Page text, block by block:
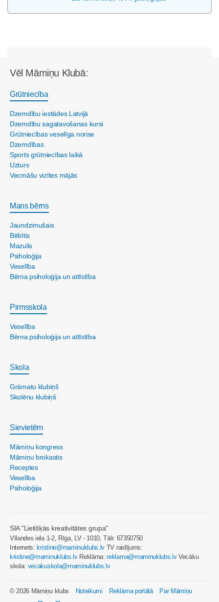
Vēl Māmiņu Klubā:
Grūtniecība
Dzemdību iestādes Latvijā
Dzemdību sagatavošanas kursi
Grūtniecības veselīga norise
Dzemdības
Sports grūtniecības laikā
Uzturs
Vecmāšu vizītes mājās
Mans bērns
Jaundzimušais
Bēbītis
Mazulis
Psiholoģija
Veselība
Bērna psiholoģija un attīstība
Pirmsskola
Veselība
Bērna psiholoģija un attīstība
Skola
Grāmatu klubiņš
Skolēnu klubiņš
Sievietēm
Māmiņu kongress
Māmiņu brokastis
Receptes
Veselība
Psiholoģija
SIA "Lietišķās kreativitātes grupa"
Vīlandes iela 1-2, Rīga, LV - 1010, Tālr. 67350750
Internets: kristine@maminuklubs.lv TV raidījums:
kristine@maminuklubs.lvReklāma:reklama@maminuklubs.lvVecāku
skola: vecakuskola@maminuklubs.lv
© 2026 Māmiņu klubs Noteikumi Reklāma portālā
Par Māmiņu